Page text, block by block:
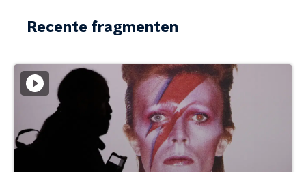
Recente fragmenten